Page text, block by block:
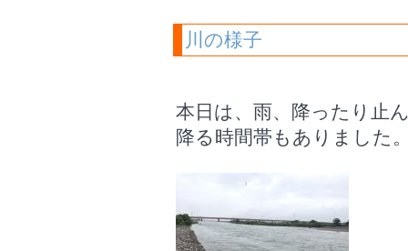
川の様子
本日は、雨、降ったり止
降る時間帯もありました